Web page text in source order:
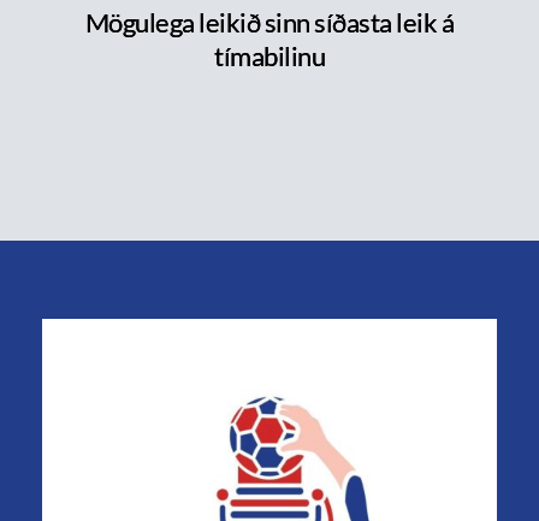
Mögulega leikið sinn síðasta leik á
tímabilinu